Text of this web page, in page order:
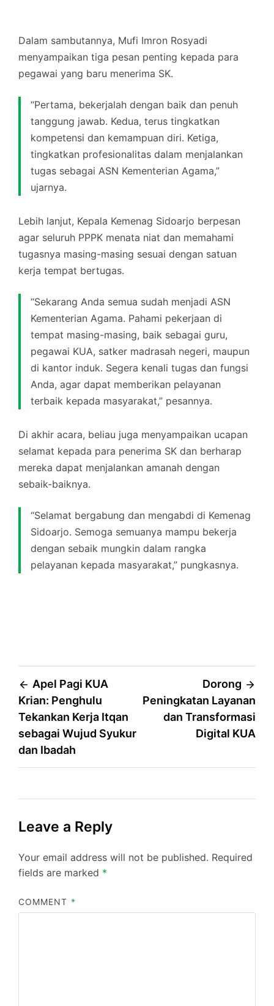
Dalam sambutannya, Mufi Imron Rosyadi
menyampaikan tiga pesan penting kepada para
pegawai yang baru menerima SK.
“Pertama, bekerjalah dengan baik dan penuh
tanggung jawab. Kedua, terus tingkatkan
kompetensi dan kemampuan diri. Ketiga,
tingkatkan profesionalitas dalam menjalankan
tugas sebagai ASN Kementerian Agama,”
ujarnya.
Lebih lanjut, Kepala Kemenag Sidoarjo berpesan
agar seluruh PPPK menata niat dan memahami
tugasnya masing-masing sesuai dengan satuan
kerja tempat bertugas.
“Sekarang Anda semua sudah menjadi ASN
Kementerian Agama. Pahami pekerjaan di
tempat masing-masing, baik sebagai guru,
pegawai KUA, satker madrasah negeri, maupun
di kantor induk. Segera kenali tugas dan fungsi
Anda, agar dapat memberikan pelayanan
terbaik kepada masyarakat,” pesannya.
Di akhir acara, beliau juga menyampaikan ucapan
selamat kepada para penerima SK dan berharap
mereka dapat menjalankan amanah dengan
sebaik-baiknya.
“Selamat bergabung dan mengabdi di Kemenag
Sidoarjo. Semoga semuanya mampu bekerja
dengan sebaik mungkin dalam rangka
pelayanan kepada masyarakat,” pungkasnya.
Post
navigation
Apel Pagi KUA
Krian: Penghulu
Tekankan Kerja Itqan
sebagai Wujud Syukur
dan Ibadah
Dorong
Peningkatan Layanan
dan Transformasi
Digital KUA
Leave a Reply
Your email address will not be published. Required
fields are marked *
COMMENT *